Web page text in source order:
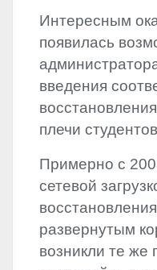
Интересным
появилась
введения
плечи
Примерно с
сетевой
развернутым
возникли те же